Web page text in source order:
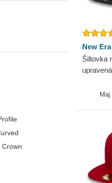
New Era
Šiltovka
Los
New Era